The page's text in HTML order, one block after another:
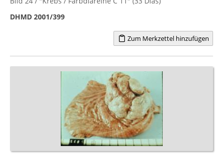
DHMD 2001/399
Zum Merkzettel hinzufügen